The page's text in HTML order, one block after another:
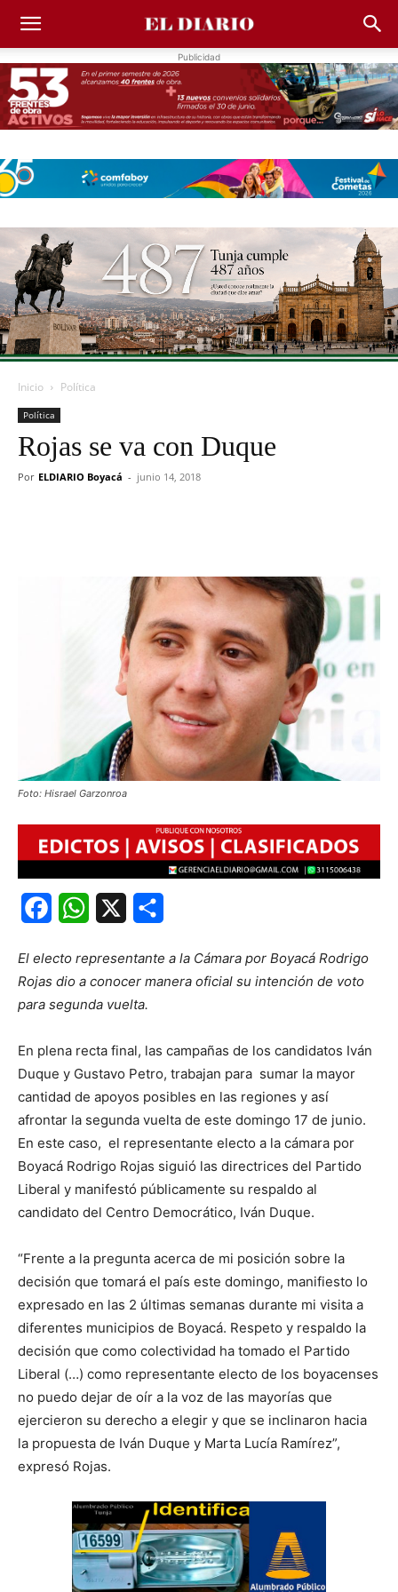
Publicidad
Inicio Política
Política
Rojas se va con Duque
Por ELDIARIO Boyacá - junio 14, 2018
Foto: Hisrael Garzonroa
FacebookWhatsApp
El electo representante a la Cámara por Boyacá Rodrigo
Rojas dio a conocer manera oficial su intención de voto
para segunda vuelta.
En plena recta final, las campañas de los candidatos Iván
Duque y Gustavo Petro, trabajan para sumar la mayor
cantidad de apoyos posibles en las regiones y así
afrontar la segunda vuelta de este domingo 17 de junio.
En este caso, el representante electo a la cámara por
Boyacá Rodrigo Rojas siguió las directrices del Partido
Liberal y manifestó públicamente su respaldo al
candidato del Centro Democrático, Iván Duque.
“Frente a la pregunta acerca de mi posición sobre la
decisión que tomará el país este domingo, manifiesto lo
expresado en las 2 últimas semanas durante mi visita a
diferentes municipios de Boyacá. Respeto y respaldo la
decisión que como colectividad ha tomado el Partido
Liberal (…) como representante electo de los boyacenses
no puedo dejar de oír a la voz de las mayorías que
ejercieron su derecho a elegir y que se inclinaron hacia
la propuesta de Iván Duque y Marta Lucía Ramírez”,
expresó Rojas.